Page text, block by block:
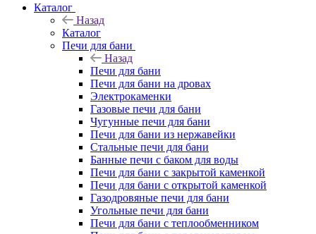
Каталог
Назад
Каталог
Печи для бани
Назад
Печи для бани
Печи для бани на дровах
Электрокаменки
Газовые печи для бани
Чугунные печи для бани
Печи для бани из нержавейки
Стальные печи для бани
Банные печи с баком для воды
Печи для бани с закрытой каменкой
Печи для бани с открытой каменкой
Газодровяные печи для бани
Угольные печи для бани
Печи для бани с теплообменником